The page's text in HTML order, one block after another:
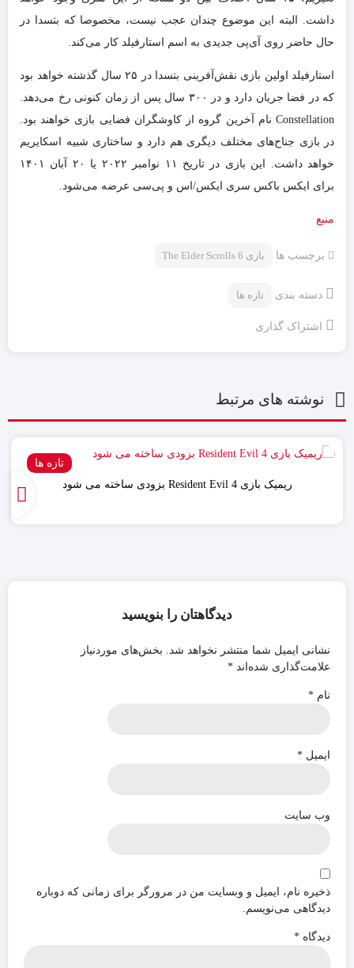
داشت. البته این موضوع چندان عجب نیست، مخصوصا که بتسدا در
حال حاضر روی آی‌پی جدیدی به اسم استارفیلد کار می‌کند.
استارفیلد اولین بازی نقش‌آفرینی بتسدا در ۲۵ سال گذشته خواهد بود
که در فضا جریان دارد و در ۳۰۰ سال پس از زمان کنونی رخ می‌دهد.
Constellation نام آخرین گروه از کاوشگران فضایی بازی خواهند بود.
در بازی جناح‌های مختلف دیگری هم دارد و ساختاری شبیه اسکایریم
خواهد داشت. این بازی در تاریخ ۱۱ نوامبر ۲۰۲۲ یا ۲۰ آبان ۱۴۰۱
برای ایکس باکس سری ایکس/اس و پی‌سی عرضه می‌شود.
منبع
برچسب ها بازی The Elder Scrolls 6
دسته بندی تازه ها
اشتراک گذاری
نوشته های مرتبط
ریمیک بازی Resident Evil 4 بزودی ساخته می شود
تازه ها
دیدگاهتان را بنویسید
نشانی ایمیل شما منتشر نخواهد شد.
بخش‌های موردنیاز
علامت‌گذاری شده‌اند *
نام *
ایمیل *
وب‌ سایت
ذخیره نام، ایمیل و وبسایت من در مرورگر برای زمانی که دوباره
دیدگاهی می‌نویسم.
دیدگاه *